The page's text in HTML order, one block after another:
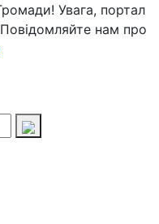
Увага, портал
нам про